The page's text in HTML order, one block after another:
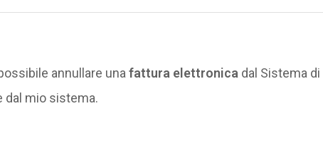
annullare una fattura elettronica dal Sistema
dal mio sistema.